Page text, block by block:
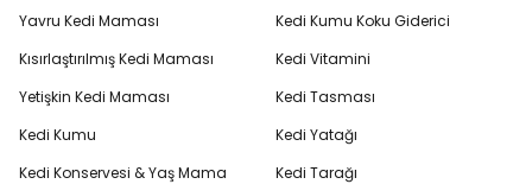
Yavru Kedi Maması
Kısırlaştırılmış Kedi Maması
Yetişkin Kedi Maması
Kedi Kumu
Kedi Konservesi & Yaş Mama
Kedi Kumu Koku Giderici
Kedi Vitamini
Kedi Tasması
Kedi Yatağı
Kedi Tarağı